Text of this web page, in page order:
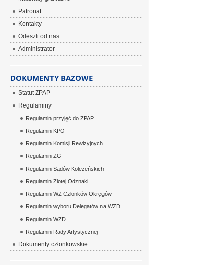
Patronat
Kontakty
Odeszli od nas
Administrator
DOKUMENTY BAZOWE
Statut ZPAP
Regulaminy
Regulamin przyjęć do ZPAP
Regulamin KPO
Regulamin Komisji Rewizyjnych
Regulamin ZG
Regulamin Sądów Koleżeńskich
Regulamin Złotej Odznaki
Regulamin WZ Członków Okręgów
Regulamin wyboru Delegatów na WZD
Regulamin WZD
Regulamin Rady Artystycznej
Dokumenty członkowskie